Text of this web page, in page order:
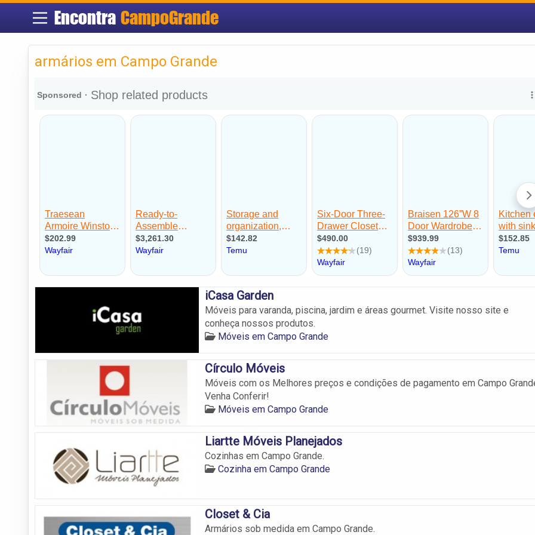
Encontra CampoGrande
armários em Campo Grande
iCasa Garden
Móveis para varanda, piscina, jardim e áreas gourmet. Visite nosso site e
conheça nossos produtos.
Móveis em Campo Grande
Círculo Móveis
Móveis com os Melhores preços e condições de pagamento em Campo
Venha Conferir!
Móveis em Campo Grande
Liartte Móveis Planejados
Cozinhas em Campo Grande.
Cozinha em Campo Grande
Closet & Cia
Armários sob medida em Campo Grande.